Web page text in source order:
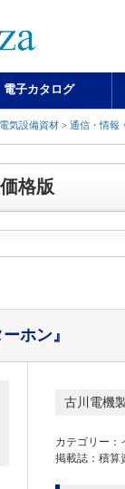
電子カタログ
電気設備資材 > 通信・情報
格版
ホン』
古川電機
カテゴリー：
掲載誌：積算